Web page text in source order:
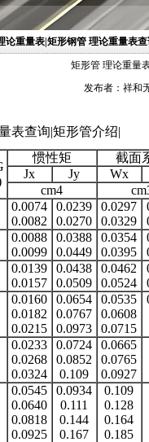
论重量表|矩形钢管 理论重量表
矩形管 理论重量
发布者：祥和
表查询|矩形管介绍|
惯性矩
截面
Jx Jy
Wx
cm4
0.0074
0.0082
0.0239
0.0270
0.0297
0.0329
0.0088
0.0099
0.0388
0.0449
0.0354
0.0395
0.0139
0.0157
0.0438
0.0509
0.0462
0.0524
0.0160
0.0182
0.0215
0.0654
0.0767
0.0973
0.0535
0.0608
0.0715
0.0233
0.0268
0.0324
0.0724
0.0852
0.109
0.0665
0.0765
0.0927
0.0545
0.0640
0.0818
0.0925
0.0934
0.111
0.144
0.167
0.109
0.128
0.164
0.185